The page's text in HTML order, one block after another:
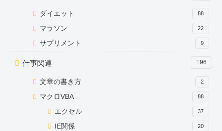
ダイエット 88
マラソン 22
サプリメント 9
仕事関連 196
文章の書き方 2
マクロVBA 88
エクセル 37
IE関係 20